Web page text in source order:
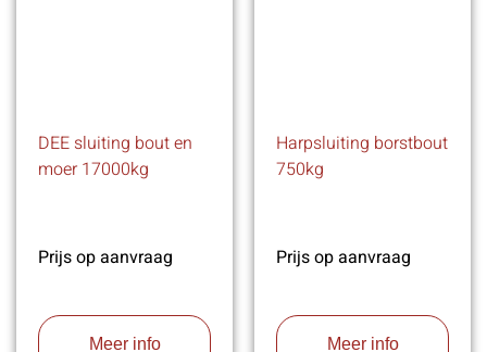
DEE sluiting bout en
moer 17000kg
Prijs op aanvraag
Meer info
Harpsluiting borstbout
750kg
Prijs op aanvraag
Meer info